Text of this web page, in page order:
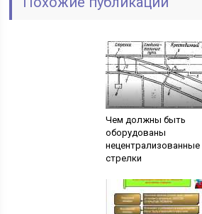
Чем должны быть
оборудованы
нецентрализованные
стрелки